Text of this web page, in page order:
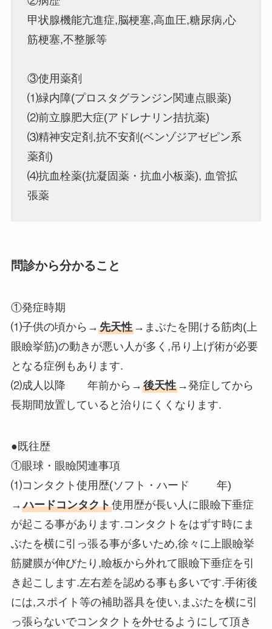
甲状腺機能亢進症,脳梗塞,高血圧,糖尿病,心
筋梗塞,不整脈等
③使用薬剤
⑴緑内障(プロスタグランジン関連点眼薬)
⑵前立腺肥大症(アドレナリン拮抗薬)
⑶精神安定剤,抗不安剤(ベンゾジアゼピン系
薬剤)
⑷抗血栓薬(抗凝固薬・抗血小板薬), 血管拡
張薬
問診から分かること
①発症時期
⑴子供の頃から→ 先天性→まぶたを開ける筋肉(上
眼瞼挙筋)の動きが悪い人が多く,吊り上げ術が必要
となる症例もあります.
⑵成人以降
年前から→ 後天性→発症してから
長期間放置していると治りにくくなります.
●既往歴
①眼球・眼瞼関連事項
⑴コンタクト使用歴(ソフト・ハード 年)
→ ハードコンタクト使用歴が長い人に眼瞼下垂症
が起こる事があります.コンタクトをはずす時にま
ぶたを横に引っ張る事が多いため,徐々に上眼瞼挙
筋腱膜が伸びたり,瞼板から外れて眼瞼下垂症を引
き起こします.左右差を認める事も多いです.手術後
には,スポイト等の補助器具を使い,まぶたを横に引
っ張らないでコンタクトを外せるようにして頂き